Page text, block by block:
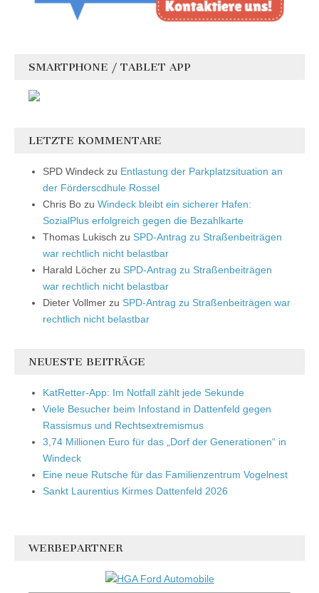
SMARTPHONE / TABLET APP
LETZTE KOMMENTARE
SPD Windeck zu Entlastung der Parkplatzsituation an
der Förderscdhule Rossel
Chris Bo zu Windeck bleibt ein sicherer Hafen:
SozialPlus erfolgreich gegen die Bezahlkarte
Thomas Lukisch zu SPD-Antrag zu Straßenbeiträgen
war rechtlich nicht belastbar
Harald Löcher zu SPD-Antrag zu Straßenbeiträgen
war rechtlich nicht belastbar
Dieter Vollmer zu SPD-Antrag zu Straßenbeiträgen war
rechtlich nicht belastbar
NEUESTE BEITRÄGE
KatRetter-App: Im Notfall zählt jede Sekunde
Viele Besucher beim Infostand in Dattenfeld gegen
Rassismus und Rechtsextremismus
3,74 Millionen Euro für das „Dorf der Generationen“ in
Windeck
Eine neue Rutsche für das Familienzentrum Vogelnest
Sankt Laurentius Kirmes Dattenfeld 2026
WERBEPARTNER